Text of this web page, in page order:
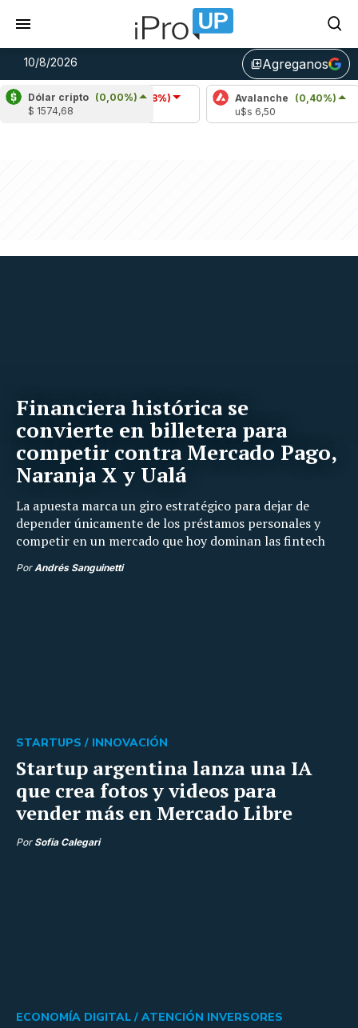
10/8/2026 library_addAgreganos
Dólar cripto (0,00%)
$ 1574,68
Cardano (-0,78%)
u$s 0,20
Avalanche (0,40%)
Financiera histórica se
convierte en billetera para
competir contra Mercado Pago,
Naranja X y Ualá
La apuesta marca un giro estratégico para dejar de
depender únicamente de los préstamos personales y
competir en un mercado que hoy dominan las fintech
Por Andrés Sanguinetti
Startup argentina lanza una IA
que crea fotos y videos para
vender más en Mercado Libre
STARTUPS / INNOVACIÓN
Por Sofia Calegari
ECONOMÍA DIGITAL / ATENCIÓN INVERSORES